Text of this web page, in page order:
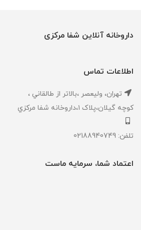
داروخانه آنلاین شفا مرکزی
اطلاعات تماس
تهران، ‎وليعصر ،بالاتر از طالقاني ،
كوچه گيلان،پلاک ۱،داروخانه شفا مركزي
تلفن: 02188940749
اعتماد شما، سرمایه ماست